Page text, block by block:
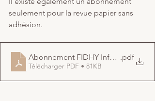
seulement pour la revue papier sans
adhésion.
Abonnement FIDHY Infos_2021-22
.pdf
Télécharger PDF • 81KB